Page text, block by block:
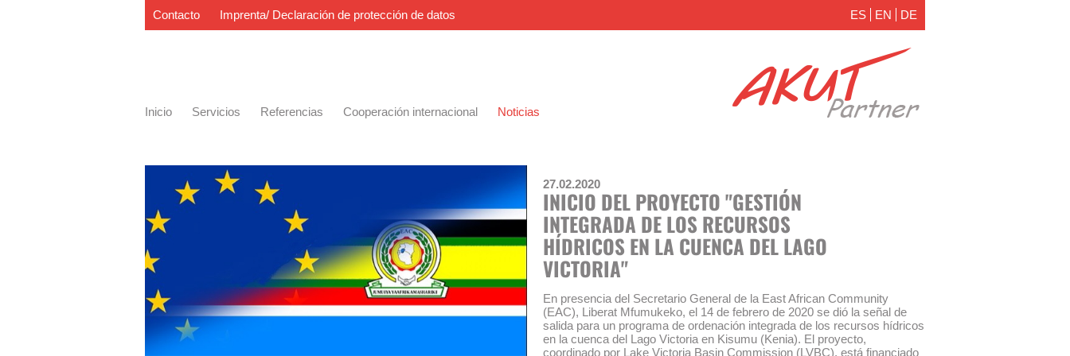
Contacto Imprenta/ Declaración de protección de datos ES EN DE
Inicio Servicios Referencias Cooperación internacional Noticias
27.02.2020
INICIO DEL PROYECTO "GESTIÓN
INTEGRADA DE LOS RECURSOS
HÍDRICOS EN LA CUENCA DEL LAGO
VICTORIA"
En presencia del Secretario General de la East African Community
(EAC), Liberat Mfumukeko, el 14 de febrero de 2020 se dió la señal de
salida para un programa de ordenación integrada de los recursos hídricos
en la cuenca del Lago Victoria en Kisumu (Kenia). El proyecto,
coordinado por Lake Victoria Basin Commission (LVBC), está financiado